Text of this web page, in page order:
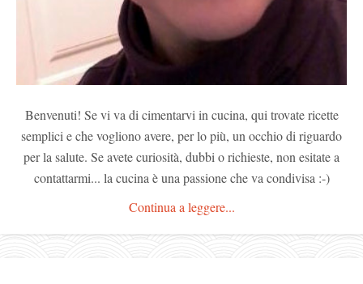
Benvenuti! Se vi va di cimentarvi in cucina, qui trovate ricette
semplici e che vogliono avere, per lo più, un occhio di riguardo
per la salute. Se avete curiosità, dubbi o richieste, non esitate a
contattarmi... la cucina è una passione che va condivisa :-)
Continua a leggere...